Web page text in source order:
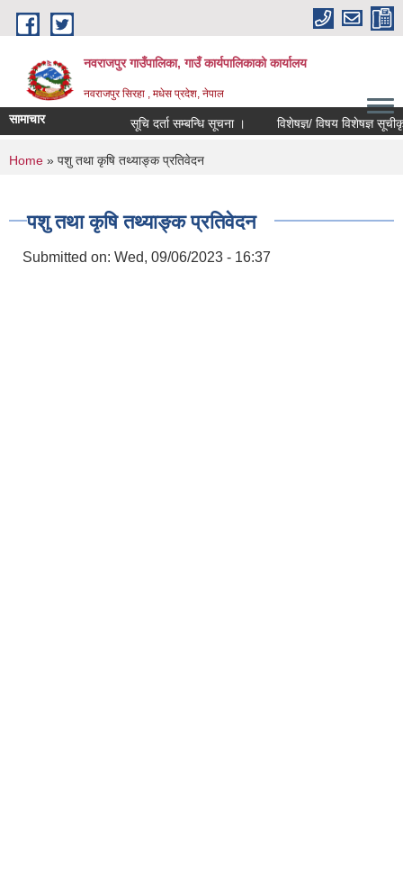
Skip to main content
नवराजपुर गाउँपालिका, गाउँ कार्यपालिकाको कार्यालय
नवराजपुर सिरहा , मधेस प्रदेश, नेपाल
सामाचार सूचि दर्ता सम्बन्धि सूचना । विशेषज्ञ/ विषय विशेषज्ञ सूचीकृत
You are here
Home » पशु तथा कृषि तथ्याङ्क प्रतिवेदन
पशु तथा कृषि तथ्याङ्क प्रतिवेदन
Submitted on: Wed, 09/06/2023 - 16:37